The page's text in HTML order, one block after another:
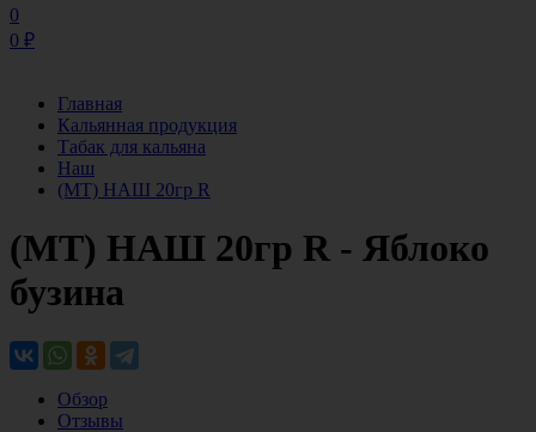
0
0 ₽
Главная
Кальянная продукция
Табак для кальяна
Наш
(МТ) НАШ 20гр R
(МТ) НАШ 20гр R - Яблоко
бузина
Обзор
Отзывы